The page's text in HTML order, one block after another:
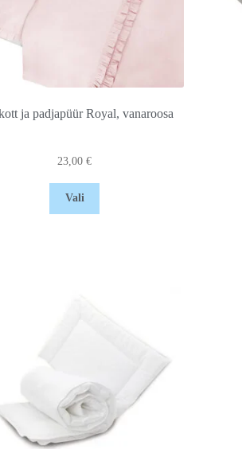
ja padjapüür Royal, vanaroosa
23,00€
Vali